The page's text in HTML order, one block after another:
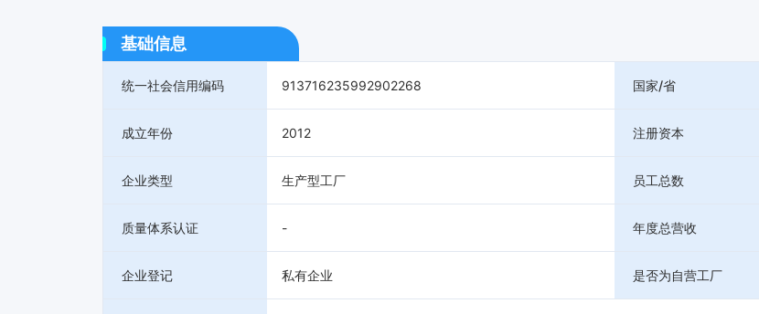
基础信息
统一社会信用编码 913716235992902268 国家/省
成立年份 2012 注册资本
企业类型 生产型工厂 员工总数
质量体系认证 - 年度总营收
企业登记 私有企业 是否为自营工厂